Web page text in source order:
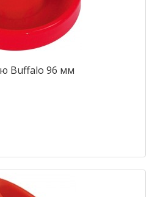
Buffalo 96 мм